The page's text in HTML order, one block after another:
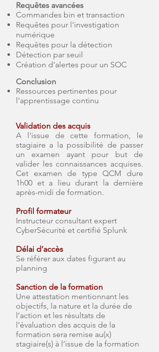
Requêtes avancées
Commandes bin et transaction
Requêtes pour l'investigation
numérique
Requêtes pour la détection
Détection par seuil
Création d'alertes pour un SOC
Conclusion
Ressources pertinentes pour
l'apprentissage continu
Validation des acquis
A l'issue de cette formation, le
stagiaire a la possibilité de passer
un examen ayant pour but de
valider les connaissances acquises.
Cet examen de type QCM dure
1h00 et a lieu durant la dernière
après-midi de formation.
Profil formateur
Instructeur consultant expert
CyberSécurité et certifié Splunk
Délai d’accès
Se référer aux dates figurant au
planning
Sanction de la formation
Une attestation mentionnant les
objectifs, la nature et la durée de
l’action et les résultats de
l’évaluation des acquis de la
formation sera remise au(x)
stagiaire(s) à l’issue de la formation